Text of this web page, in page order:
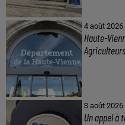
4 août 2026
Haute-
Agriculteurs
3 août 2026
Un appel à